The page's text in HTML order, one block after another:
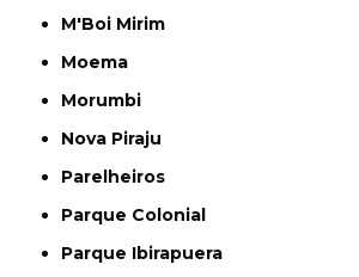
M'Boi Mirim
Moema
Morumbi
Nova Piraju
Parelheiros
Parque Colonial
Parque Ibirapuera